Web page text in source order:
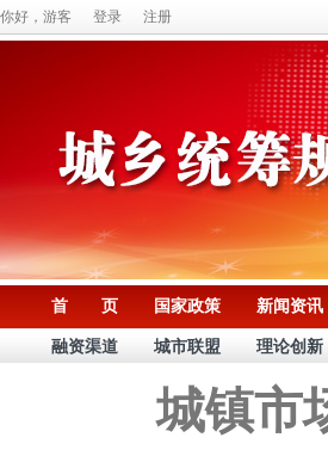
你好，游客 登录 注册
首 页 国家政策 新闻资讯
融资渠道 城市联盟 理论创新
城镇市